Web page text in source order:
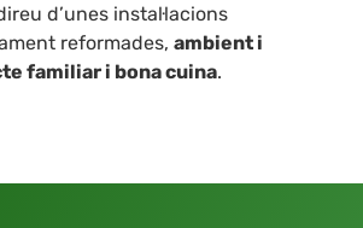
d’unes instal·lacions
reformades, ambient i
familiar i bona cuina.